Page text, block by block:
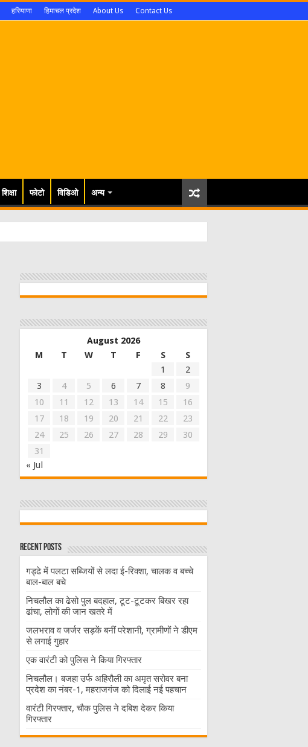
हरियाणा हिमाचल प्रदेश About Us Contact Us
शिक्षा फोटो विडिओ अन्य
August 2026
M
T W T F S
S
1
2
3
4 5 6 7 8
9
10
11 12 13 14 15
16
17
18 19 20 21 22
23
24
25 26 27 28 29
30
31
« Jul
Recent Posts
गड्ढे में पलटा सब्जियों से लदा ई-रिक्शा, चालक व बच्चे
बाल-बाल बचे
निचलौल का ढेसो पुल बदहाल, टूट-टूटकर बिखर रहा
ढांचा, लोगों की जान खतरे में
जलभराव व जर्जर सड़कें बनीं परेशानी, ग्रामीणों ने डीएम
से लगाई गुहार
एक वारंटी को पुलिस ने किया गिरफ्तार
निचलौल। बजहा उर्फ अहिरौली का अमृत सरोवर बना
प्रदेश का नंबर-1, महराजगंज को दिलाई नई पहचान
वारंटी गिरफ्तार, चौक पुलिस ने दबिश देकर किया
गिरफ्तार